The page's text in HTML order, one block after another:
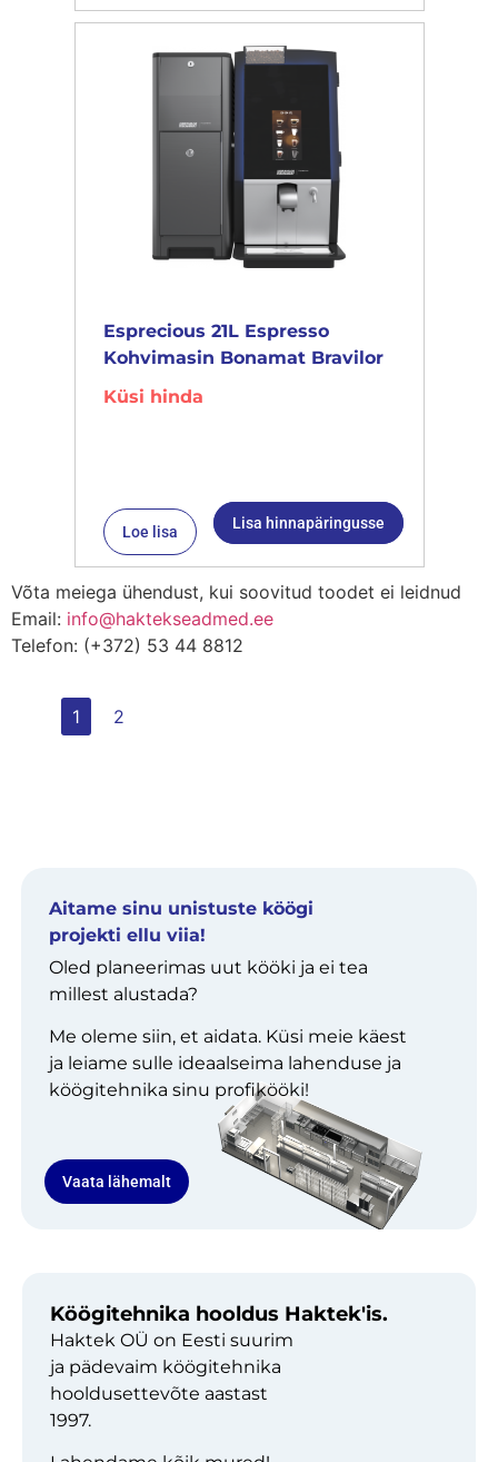
Esprecious 21L Espresso
Kohvimasin Bonamat Bravilor
Küsi hinda
Loe lisa Lisa hinnapäringusse
Võta meiega ühendust, kui soovitud toodet ei leidnud
Email: info@haktekseadmed.ee
Telefon: (+372) 53 44 8812
1 2
Aitame sinu unistuste köögi
projekti ellu viia!
Oled planeerimas uut kööki ja ei tea
millest alustada?
Me oleme siin, et aidata. Küsi meie käest
ja leiame sulle ideaalseima lahenduse ja
köögitehnika sinu profikööki!
Vaata lähemalt
Köögitehnika hooldus Haktek'is.
Haktek OÜ on Eesti suurim
ja pädevaim köögitehnika
hooldusettevõte aastast
1997.